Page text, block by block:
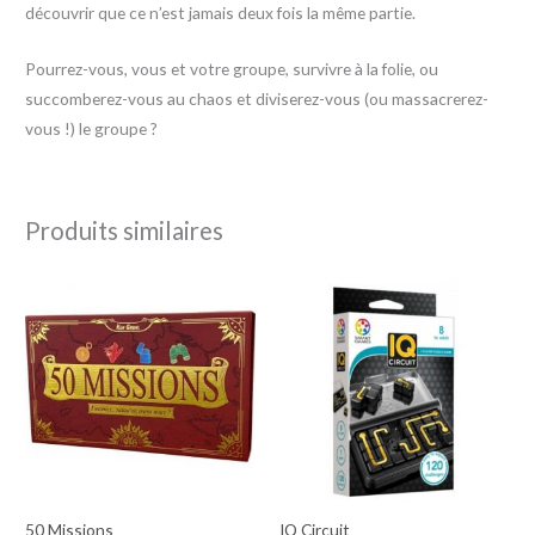
découvrir que ce n’est jamais deux fois la même partie.
Pourrez-vous, vous et votre groupe, survivre à la folie, ou
succomberez-vous au chaos et diviserez-vous (ou massacrerez-
vous !) le groupe ?
Produits similaires
50 Missions IQ Circuit